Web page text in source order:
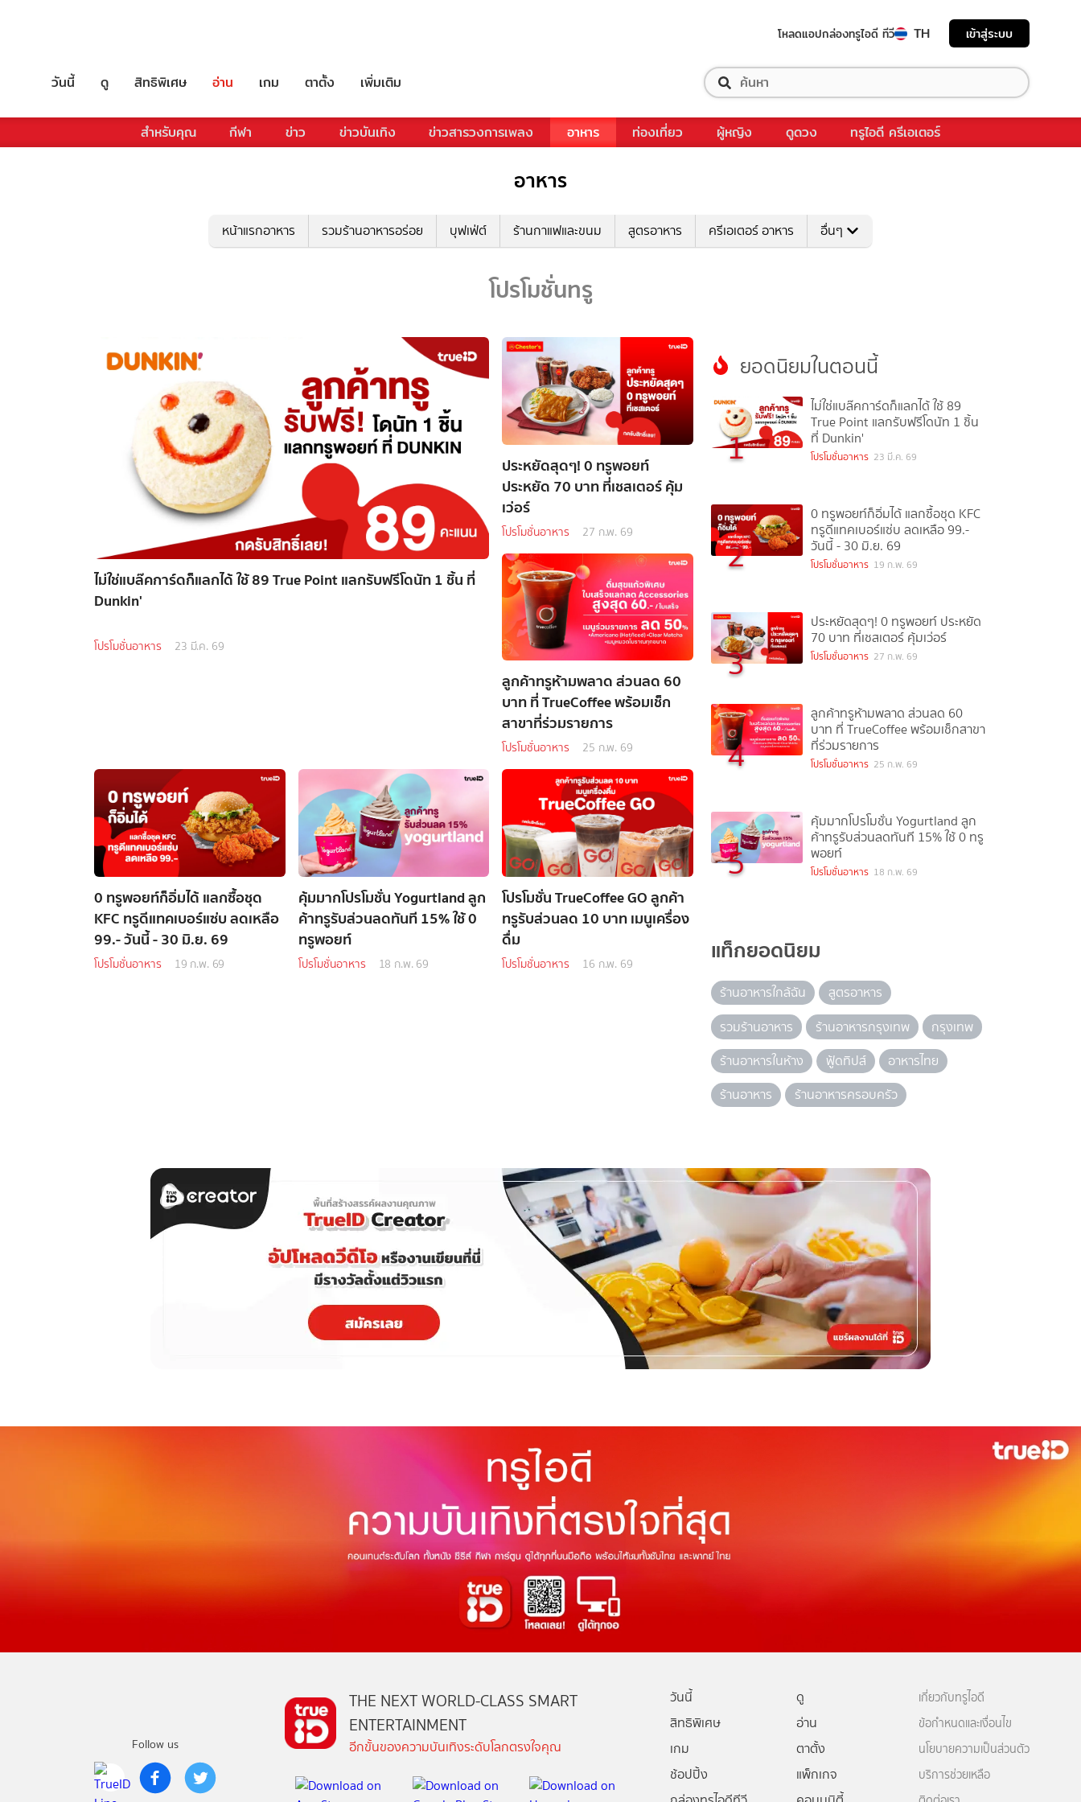
โหลดแอปกล่องทรูไอดี ทีวี TH เข้าสู่ระบบ
วันนี้ ดู สิทธิพิเศษ อ่าน เกม ตาตั้ง เพิ่มเติม
สำหรับคุณ กีฬา ข่าว ข่าวบันเทิง ข่าวสารวงการเพลง อาหาร ท่องเที่ยว ผู้หญิง ดูดวง ทรูไอดี ครีเอเตอร์
อาหาร
หน้าแรกอาหาร รวมร้านอาหารอร่อย บุฟเฟ่ต์ ร้านกาแฟและขนม สูตรอาหาร ครีเอเตอร์ อาหาร อื่นๆ
โปรโมชั่นทรู
ไม่ใช่แบล๊คการ์ดก็แลกได้ ใช้ 89 True Point แลกรับฟรีโดนัท 1 ชิ้น ที่
Dunkin'
โปรโมชั่นอาหาร 23 มี.ค. 69
ประหยัดสุดๆ! 0 ทรูพอยท์
ประหยัด 70 บาท ที่เชสเตอร์ คุ้ม
เว่อร์
โปรโมชั่นอาหาร 27 ก.พ. 69
ลูกค้าทรูห้ามพลาด ส่วนลด 60
บาท ที่ TrueCoffee พร้อมเช็ก
สาขาที่ร่วมรายการ
โปรโมชั่นอาหาร 25 ก.พ. 69
0 ทรูพอยท์ก็อิ่มได้ แลกซื้อชุด
KFC ทรูดีแทคเบอร์แซ่บ ลดเหลือ
99.- วันนี้ - 30 มิ.ย. 69
โปรโมชั่นอาหาร 19 ก.พ. 69
คุ้มมากโปรโมชั่น Yogurtland ลูก
ค้าทรูรับส่วนลดทันที 15% ใช้ 0
ทรูพอยท์
โปรโมชั่นอาหาร 18 ก.พ. 69
โปรโมชั่น TrueCoffee GO ลูกค้า
ทรูรับส่วนลด 10 บาท เมนูเครื่อง
ดื่ม
โปรโมชั่นอาหาร 16 ก.พ. 69
ยอดนิยมในตอนนี้
1
ไม่ใช่แบล๊คการ์ดก็แลกได้ ใช้ 89
True Point แลกรับฟรีโดนัท 1 ชิ้น
ที่ Dunkin'
โปรโมชั่นอาหาร 23 มี.ค. 69
2
0 ทรูพอยท์ก็อิ่มได้ แลกซื้อชุด KFC
ทรูดีแทคเบอร์แซ่บ ลดเหลือ 99.-
วันนี้ - 30 มิ.ย. 69
โปรโมชั่นอาหาร 19 ก.พ. 69
3
ประหยัดสุดๆ! 0 ทรูพอยท์ ประหยัด
70 บาท ที่เชสเตอร์ คุ้มเว่อร์
โปรโมชั่นอาหาร 27 ก.พ. 69
4
ลูกค้าทรูห้ามพลาด ส่วนลด 60
บาท ที่ TrueCoffee พร้อมเช็กสาขา
ที่ร่วมรายการ
โปรโมชั่นอาหาร 25 ก.พ. 69
5
คุ้มมากโปรโมชั่น Yogurtland ลูก
ค้าทรูรับส่วนลดทันที 15% ใช้ 0 ทรู
พอยท์
โปรโมชั่นอาหาร 18 ก.พ. 69
แท็กยอดนิยม
ร้านอาหารใกล้ฉัน
สูตรอาหาร
รวมร้านอาหาร
ร้านอาหารกรุงเทพ
กรุงเทพ
ร้านอาหารในห้าง
ฟู้ดทิปส์
อาหารไทย
ร้านอาหาร
ร้านอาหารครอบครัว
Follow us
THE NEXT WORLD-CLASS SMART
ENTERTAINMENT
อีกขั้นของความบันเทิงระดับโลกตรงใจคุณ
วันนี้
ดู
สิทธิพิเศษ
อ่าน
เกม
ตาตั้ง
ช้อปปิ้ง
แพ็กเกจ
เกี่ยวกับทรูไอดี
ข้อกำหนดและเงื่อนไข
นโยบายความเป็นส่วนตัว
บริการช่วยเหลือ